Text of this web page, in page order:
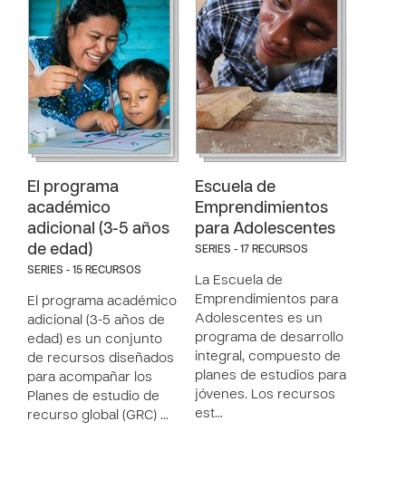
El programa
académico
adicional (3-5 años
de edad)
SERIES - 15 RECURSOS
El programa académico
adicional (3-5 años de
edad) es un conjunto
de recursos diseñados
para acompañar los
Planes de estudio de
recurso global (GRC) …
Escuela de
Emprendimientos
para Adolescentes
SERIES - 17 RECURSOS
La Escuela de
Emprendimientos para
Adolescentes es un
programa de desarrollo
integral, compuesto de
planes de estudios para
jóvenes. Los recursos
est…